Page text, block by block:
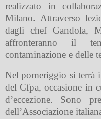
realizzato in
Milano. Attraverso
dagli chef Gandola,
affronteranno il
contaminazione e delle
Nel pomeriggio si terrà
del Cfpa, occasione in
d’eccezione. Sono
dell’Associazione